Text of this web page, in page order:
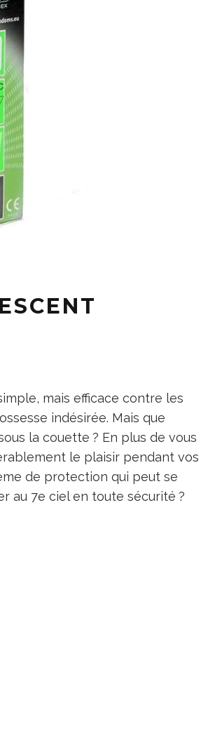
mais efficace contre les
indésirée. Mais que
la couette ? En plus de vous
le plaisir pendant vos
de protection qui peut se
au 7e ciel en toute sécurité ?